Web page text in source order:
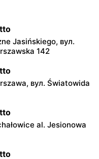
Jasińskiego, вул.
142
вул. Światowida
al. Jesionowa